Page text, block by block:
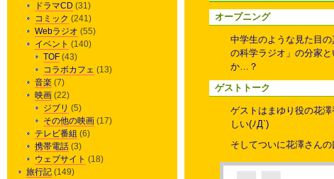
オープニング
中学生のような見た目
の科学ラジオ」の分家
か…？
ゲストトーク
ゲストはまゆり役の花
しい(ﾉД`)
そしてついに花澤さん
ドラマCD (31)
コミック (241)
Webラジオ (55)
イベント (140)
TOF (43)
コラボカフェ (13)
音楽 (7)
映画 (22)
ジブリ (5)
その他の映画 (17)
テレビ番組 (6)
携帯電話 (3)
ウェブサイト (18)
旅行記 (149)